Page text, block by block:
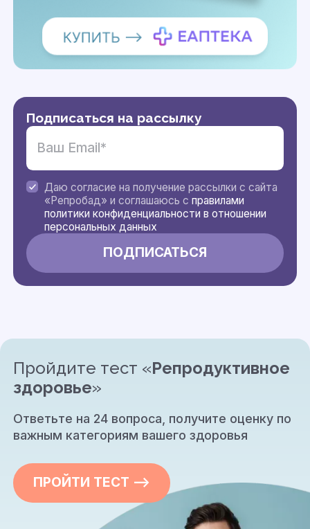
Подписаться на рассылку
Даю согласие на получение рассылки с сайта
«Репробад» и соглашаюсь справилами
политики конфиденциальности в отношении
персональных данных
Пройдите тест «Репродуктивное
здоровье»
Ответьте на 24 вопроса, получите оценку по
важным категориям вашего здоровья
ПРОЙТИ ТЕСТ —>